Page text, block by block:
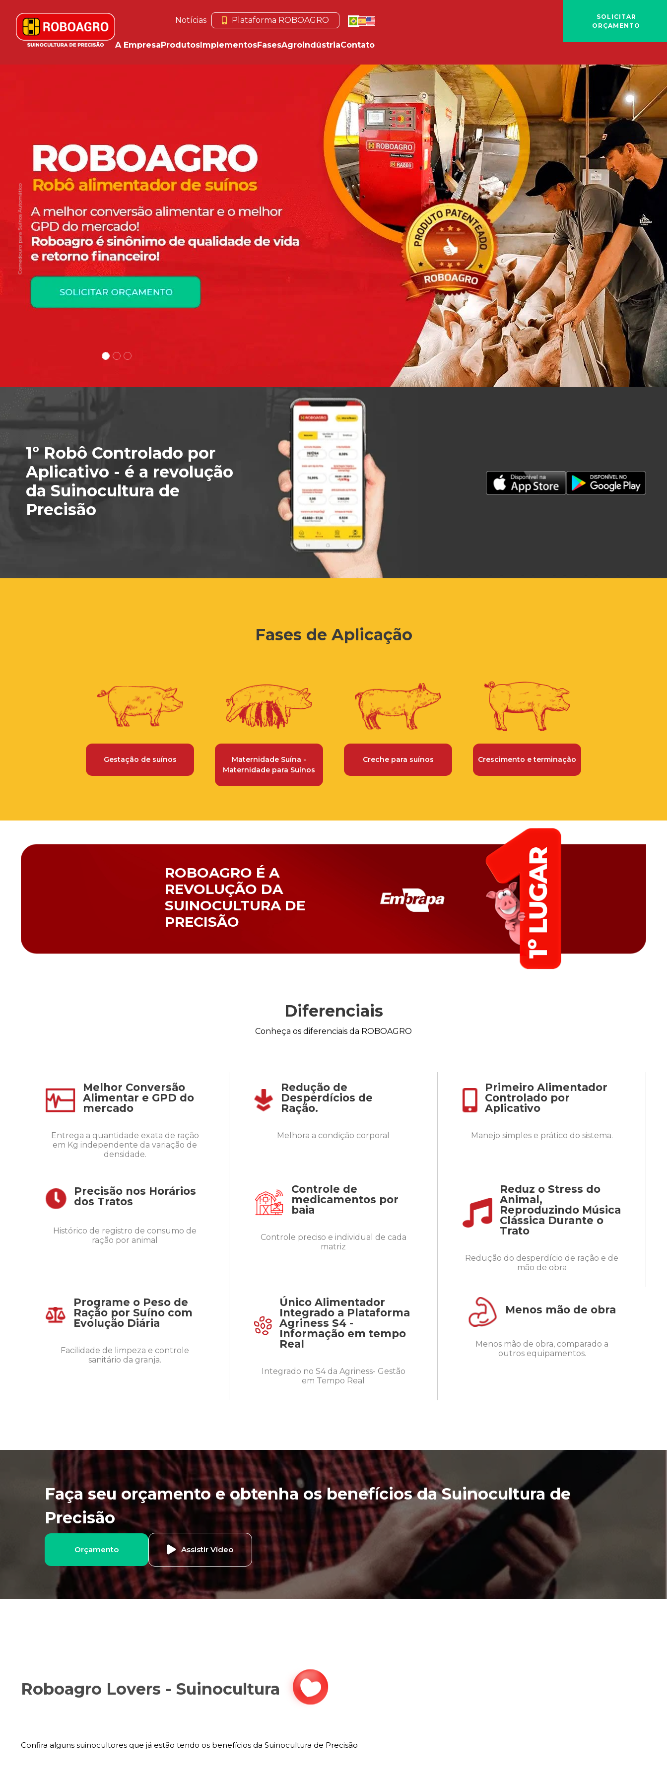
Notícias Plataforma ROBOAGRO
A EmpresaProdutosImplementosFasesAgroindústriaContato
SOLICITAR
ORÇAMENTO
Comedouro para Suínos Automático
1º Robô Controlado por
Aplicativo - é a revolução
da Suinocultura de
Precisão
Fases de Aplicação
Gestação de suínos
Maternidade Suína -
Maternidade para Suínos
Creche para suínos Crescimento e terminação
ROBOAGRO É A
REVOLUÇÃO DA
SUINOCULTURA DE
PRECISÃO
Diferenciais
Conheça os diferenciais da ROBOAGRO
Melhor Conversão
Alimentar e GPD do
mercado
Entrega a quantidade exata de ração
em Kg independente da variação de
densidade.
Redução de
Desperdícios de
Ração.
Melhora a condição corporal
Primeiro Alimentador
Controlado por
Aplicativo
Manejo simples e prático do sistema.
Precisão nos Horários
dos Tratos
Histórico de registro de consumo de
ração por animal
Controle de
medicamentos por
baia
Controle preciso e individual de cada
matriz
Reduz o Stress do
Animal,
Reproduzindo Música
Clássica Durante o
Trato
Redução do desperdício de ração e de
mão de obra
Programe o Peso de
Ração por Suíno com
Evolução Diária
Facilidade de limpeza e controle
sanitário da granja.
Único Alimentador
Integrado a Plataforma
Agriness S4 -
Informação em tempo
Real
Integrado no S4 da Agriness- Gestão
em Tempo Real
Menos mão de obra
Menos mão de obra, comparado a
outros equipamentos.
Faça seu orçamento e obtenha os benefícios da Suinocultura de
Precisão
Orçamento Assistir Vídeo
Roboagro Lovers - Suinocultura
Confira alguns suinocultores que já estão tendo os benefícios da Suinocultura de Precisão